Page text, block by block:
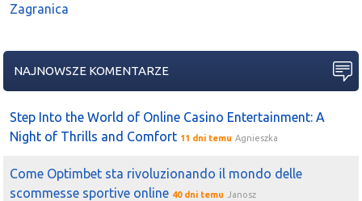
Zagranica
NAJNOWSZE KOMENTARZE
Step Into the World of Online Casino Entertainment: A
Night of Thrills and Comfort 11 dni temu Agnieszka
Come Optimbet sta rivoluzionando il mondo delle
scommesse sportive online 40 dni temu Janosz